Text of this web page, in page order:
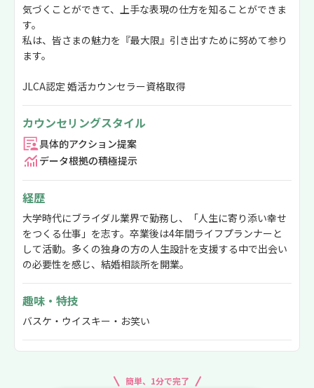
気づくことができて、上手な表現の仕方を知ることができま
す。
私は、皆さまの魅力を『最大限』引き出すために努めて参り
ます。
JLCA認定 婚活カウンセラー資格取得
カウンセリングスタイル
具体的アクション提案
データ根拠の積極提示
経歴
大学時代にブライダル業界で勤務し、「人生に寄り添い幸せ
をつくる仕事」を志す。卒業後は4年間ライフプランナーと
して活動。多くの独身の方の人生設計を支援する中で出会い
の必要性を感じ、結婚相談所を開業。
趣味・特技
バスケ・ウイスキー・お笑い
簡単、1分で完了